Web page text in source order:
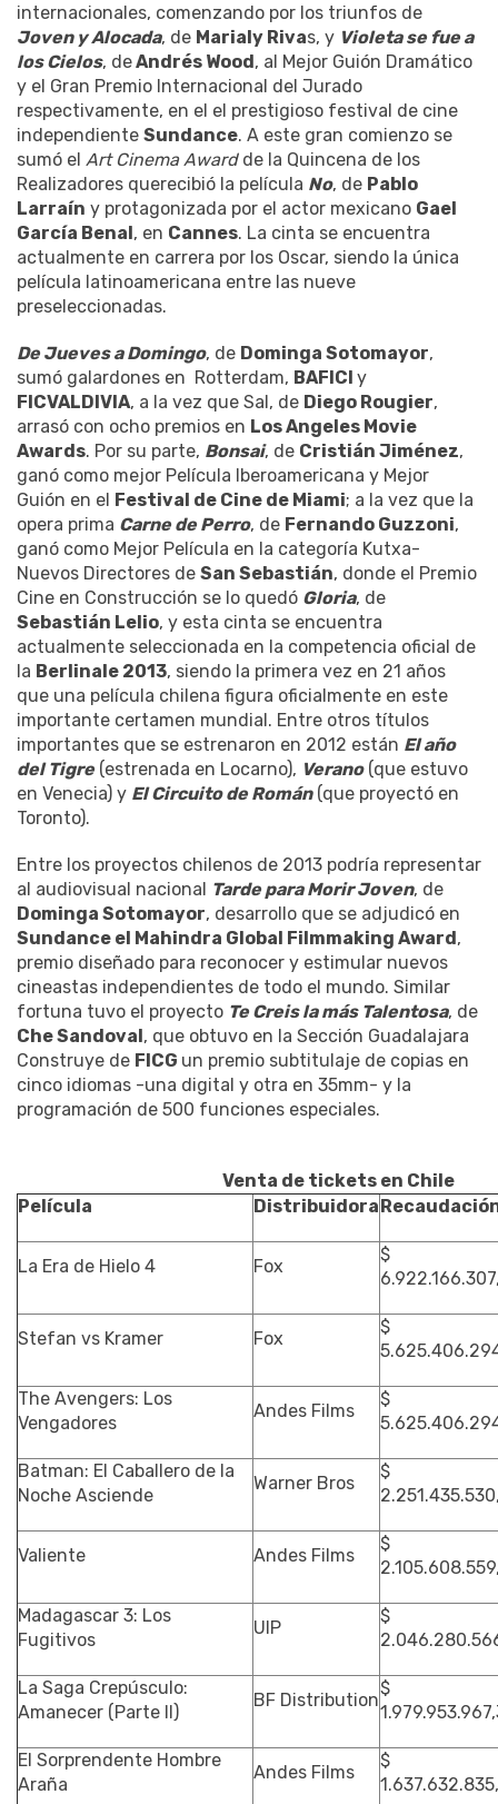
internacionales, comenzando por los triunfos de
Joven y Alocada, de Marialy Rivas, y Violeta se fue a
los Cielos, deAndrés Wood, al Mejor Guión Dramático
y el Gran Premio Internacional del Jurado
respectivamente, en el el prestigioso festival de cine
independiente Sundance. A este gran comienzo se
sumó el Art Cinema Awardde la Quincena de los
Realizadores querecibió la película No, de Pablo
Larraín y protagonizada por el actor mexicano Gael
García Benal, en Cannes. La cinta se encuentra
actualmente en carrera por los Oscar, siendo la única
película latinoamericana entre las nueve
preseleccionadas.
De Jueves a Domingo, de Dominga Sotomayor,
sumó galardones en Rotterdam, BAFICI y
FICVALDIVIA, a la vez que Sal, de Diego Rougier,
arrasó con ocho premios en Los Angeles Movie
Awards. Por su parte, Bonsai, de Cristián Jiménez,
ganó como mejor Película Iberoamericana y Mejor
Guión en el Festival de Cine de Miami; a la vez que la
opera prima Carne de Perro, de Fernando Guzzoni,
ganó como Mejor Película en la categoría Kutxa-
Nuevos Directores de San Sebastián, donde el Premio
Cine en Construcción se lo quedó Gloria, de
Sebastián Lelio, y esta cinta se encuentra
actualmente seleccionada en la competencia oficial de
la Berlinale 2013, siendo la primera vez en 21 años
que una película chilena figura oficialmente en este
importante certamen mundial. Entre otros títulos
importantes que se estrenaron en 2012 están El año
del Tigre(estrenada en Locarno), Verano(que estuvo
en Venecia) y El Circuito de Román(que proyectó en
Toronto).
Entre los proyectos chilenos de 2013 podría representar
al audiovisual nacional Tarde para Morir Joven, de
Dominga Sotomayor, desarrollo que se adjudicó en
Sundance el Mahindra Global Filmmaking Award,
premio diseñado para reconocer y estimular nuevos
cineastas independientes de todo el mundo. Similar
fortuna tuvo el proyecto Te Creis la más Talentosa, de
Che Sandoval, que obtuvo en la Sección Guadalajara
Construye de FICG un premio subtitulaje de copias en
cinco idiomas -una digital y otra en 35mm- y la
programación de 500 funciones especiales.
Venta de tickets en Chile
Película
Distribuidora
La Era de Hielo 4 Fox
$
Stefan vs Kramer Fox
$
The Avengers: Los
Vengadores
Andes Films
$
Batman: El Caballero de la
Noche Asciende
Warner Bros
$
Valiente Andes Films
$
Madagascar 3: Los
Fugitivos
UIP
$
La Saga Crepúsculo:
Amanecer (Parte II)
BF Distribution
$
El Sorprendente Hombre
Araña
Andes Films
$